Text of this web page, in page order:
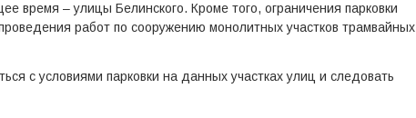
время – улицы Белинского. Кроме того, ограничения парковки
работ по сооружению монолитных участков трамвайных
с условиями парковки на данных участках улиц и следовать